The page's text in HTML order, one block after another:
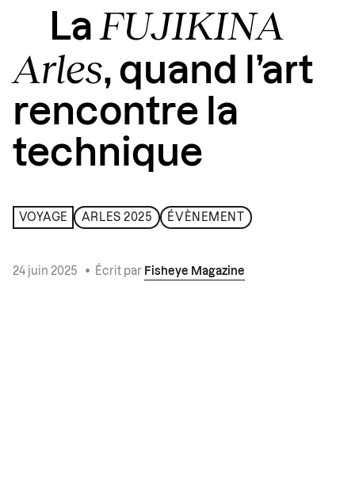
La FUJIKINA
Arles, quand l’art
rencontre la
technique
VOYAGE ARLES 2025 ÉVÈNEMENT
24 juin 2025 • Écrit par Fisheye Magazine